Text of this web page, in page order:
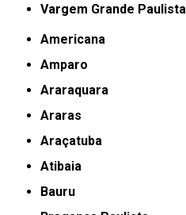
Vargem Grande Paulista
Americana
Amparo
Araraquara
Araras
Araçatuba
Atibaia
Bauru